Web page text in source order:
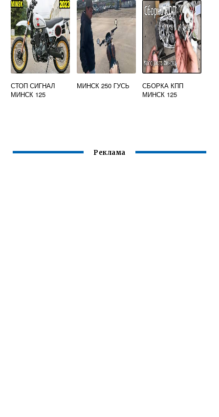
МИНСК
СТОП СИГНАЛ
МИНСК 125
МИНСК 250 ГУСЬ
СБОРКА КПП
МИНСК 125
Реклама